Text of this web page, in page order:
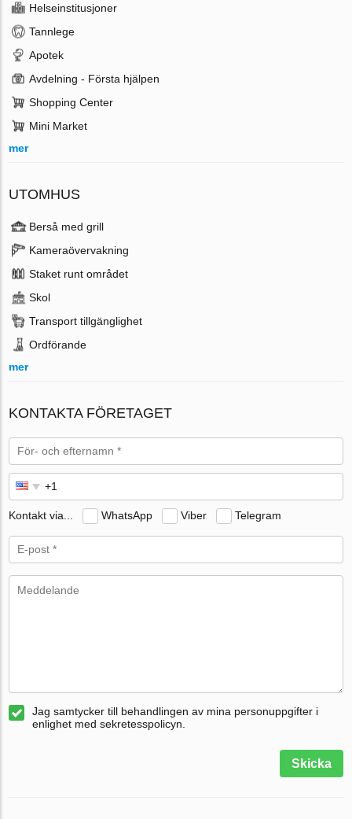
Helseinstitusjoner
Tannlege
Apotek
Avdelning - Första hjälpen
Shopping Center
Mini Market
mer
UTOMHUS
Berså med grill
Kameraövervakning
Staket runt området
Skol
Transport tillgänglighet
Ordförande
mer
KONTAKTA FÖRETAGET
Kontakt via... WhatsApp Viber Telegram
Jag samtycker till behandlingen av mina personuppgifter i
enlighet med sekretesspolicyn.
Skicka